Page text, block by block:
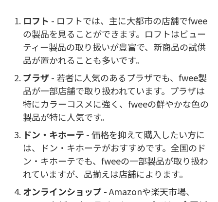
ロフト - ロフトでは、主に大都市の店舗でfwee
の製品を見ることができます。ロフトはビュー
ティー製品の取り扱いが豊富で、新商品の試供
品が置かれることも多いです。
プラザ- 若者に人気のあるプラザでも、fwee製
品が一部店舗で取り扱われています。プラザは
特にカラーコスメに強く、fweeの鮮やかな色の
製品が特に人気です。
ドン・キホーテ - 価格を抑えて購入したい方に
は、ドン・キホーテがおすすめです。全国のド
ン・キホーテでも、fweeの一部製品が取り扱わ
れていますが、品揃えは店舗によります。
オンラインショップ - Amazonや楽天市場、